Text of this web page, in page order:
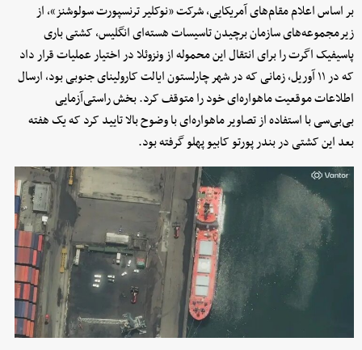
بر اساس اعلام مقام‌های آمریکایی، شرکت «نوکلیر ترنسپورت سولوشنز»، از
زیرمجموعه‌های سازمان برچیدن تاسیسات هسته‌ای انگلیس، کشتی باری
پاسیفیک اگرت را برای انتقال این محموله از ونزوئلا در اختیار عملیات قرار داد
که در ۱۱ آوریل، زمانی که در شهر چارلستون ایالت کارولینای جنوبی بود، ارسال
اطلاعات موقعیت ماهواره‌ای خود را متوقف کرد. بخش راستی‌آزمایی
بی‌بی‌سی با استفاده از تصاویر ماهواره‌ای با وضوح بالا تایید کرد که یک هفته
بعد این کشتی در بندر پورتو کابیو پهلو گرفته بود.